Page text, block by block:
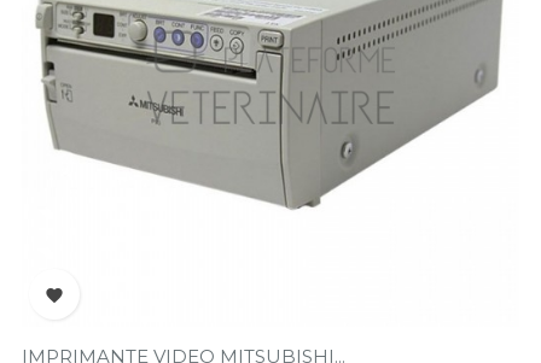

IMPRIMANTE VIDEO MITSUBISHI...